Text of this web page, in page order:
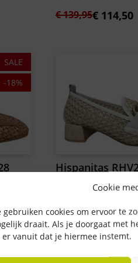
Cookie
gebruiken cookies om ervoor te
draait. Als je doorgaat met
er vanuit dat je hiermee instemt.
€139,95
Oorspronkelijke
€ 114,50
Huidige
SALE
-18%
Hispanitas
C015 Panna
€ 139,95
prijs
was:
€ 139,95.
€114,50
Huidige
prijs
is:
€ 114,50.